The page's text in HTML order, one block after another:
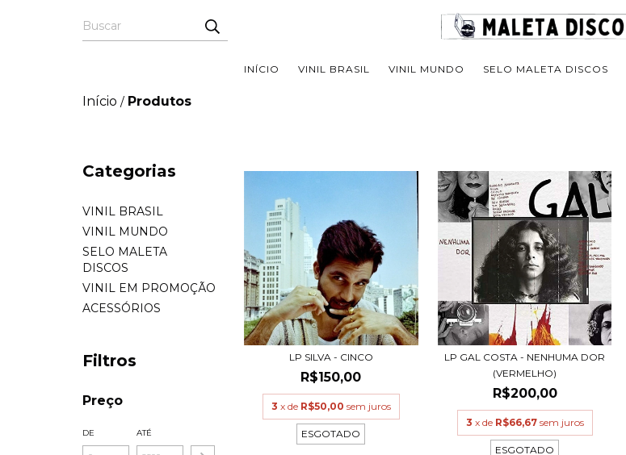
INÍCIO VINIL BRASIL VINIL MUNDO SELO MALETA DISCOS
Início / Produtos
Categorias
VINIL BRASIL
VINIL MUNDO
SELO MALETA
DISCOS
VINIL EM PROMOÇÃO
ACESSÓRIOS
Filtros
Preço
DE ATÉ
LP SILVA - CINCO
R$150,00
3 x de R$50,00 sem juros
ESGOTADO
LP GAL COSTA - NENHUMA DOR
(VERMELHO)
R$200,00
3 x de R$66,67 sem juros
ESGOTADO